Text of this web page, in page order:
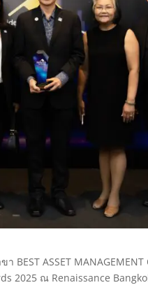
ASSET MANAGEMENT
2025 ณ Renaissance